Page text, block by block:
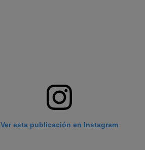
Ver esta publicación en Instagram